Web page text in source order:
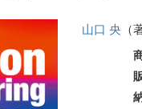
山口 央 （